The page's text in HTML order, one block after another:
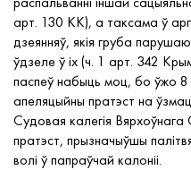
арт. 130 КК), а таксама ў
дзеянняў, якія груба
ўдзеле ў іх (ч. 1 арт. 342
паспеў набыць моц, бо ўжо
апеляцыйны пратэст на
Судовая калегія
пратэст, прызначыўшы
волі ў папраўчай калоніі.